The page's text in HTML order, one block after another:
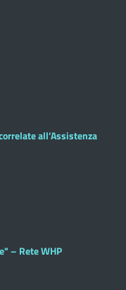
all’Assistenza
– Rete WHP